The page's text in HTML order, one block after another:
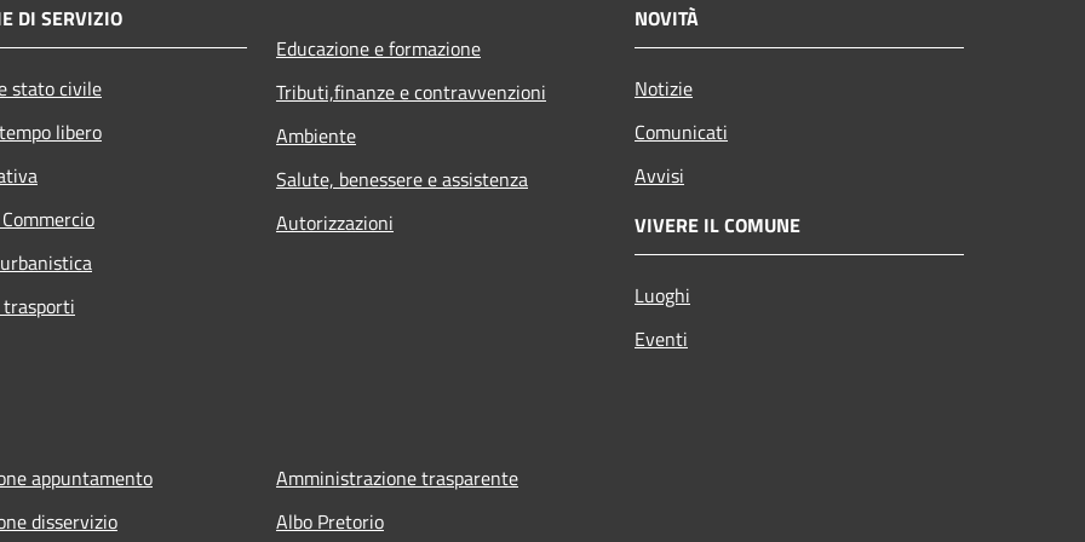
DI SERVIZIO
stato civile
libero
Educazione e formazione
Tributi,finanze e contravvenzioni
Ambiente
Salute, benessere e assistenza
Autorizzazioni
NOVITÀ
Notizie
Comunicati
Avvisi
VIVERE IL COMUNE
Luoghi
Eventi
appuntamento
disservizio
Amministrazione trasparente
Albo Pretorio